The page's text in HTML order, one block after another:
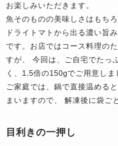
お楽しみいただきます。
魚そのものの美味しさはもち
ドライトマトから出る濃い旨
です。お店ではコース料理の
すが、 今回は、ご自宅でたっ
く、1.5倍の150gでご用意しま
ご家庭では、鍋で直接温める
まいますので、 解凍後に袋ご
目利きの一押し